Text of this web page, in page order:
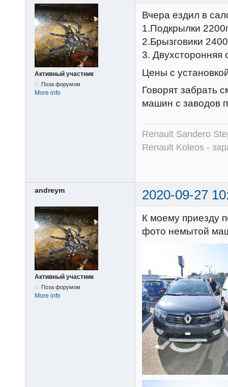
Активный участник
Поза форумом
More info
Вчера ездил в
1.Подкрылки
2.Брызговики
3. Двухсторонняя
Цены с
Говорят забрать
машин с заводов
Renault Sandero
Renault Koleos -
andreym 2020-09-27
Активный участник
Поза форумом
More info
К моему приезду
фото немытой